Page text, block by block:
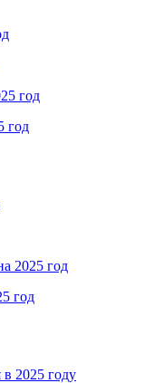
год
год
2025 год
год
2025 году